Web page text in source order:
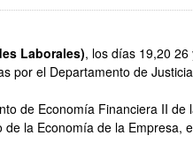
Laborales), los días 19,20 26
por el Departamento de
de Economía Financiera II de
de la Economía de la Empresa,